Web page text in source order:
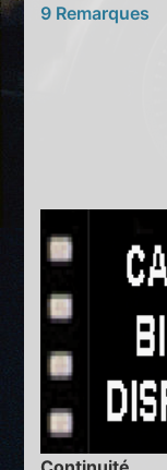
9 Remarques